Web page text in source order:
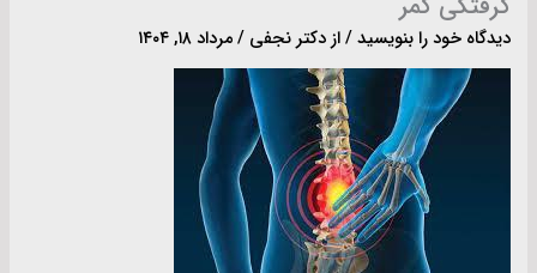
دیدگاه‌ خود را بنویسید/ ازدکتر نجفی/مرداد ۱۸, ۱۴۰۴